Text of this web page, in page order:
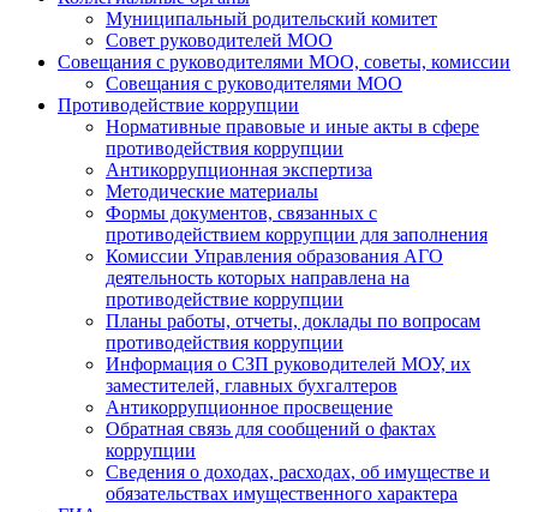
Муниципальный родительский комитет
Совет руководителей МОО
Совещания с руководителями МОО, советы, комиссии
Совещания с руководителями МОО
Противодействие коррупции
Нормативные правовые и иные акты в сфере
противодействия коррупции
Антикоррупционная экспертиза
Методические материалы
Формы документов, связанных с
противодействием коррупции для заполнения
Комиссии Управления образования АГО
деятельность которых направлена на
противодействие коррупции
Планы работы, отчеты, доклады по вопросам
противодействия коррупции
Информация о СЗП руководителей МОУ, их
заместителей, главных бухгалтеров
Антикоррупционное просвещение
Обратная связь для сообщений о фактах
коррупции
Сведения о доходах, расходах, об имуществе и
обязательствах имущественного характера